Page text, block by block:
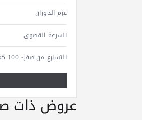
عزم الدوران
السرعة القصوى
التسارع من صفر- 100 كم/ساعة
عروض ذات